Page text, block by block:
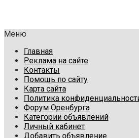
Меню
Главная
Реклама на сайте
Контакты
Помощь по сайту
Карта сайта
Политика
Форум Оренбурга
Категории объявлений
Личный кабинет
Добавить объявление